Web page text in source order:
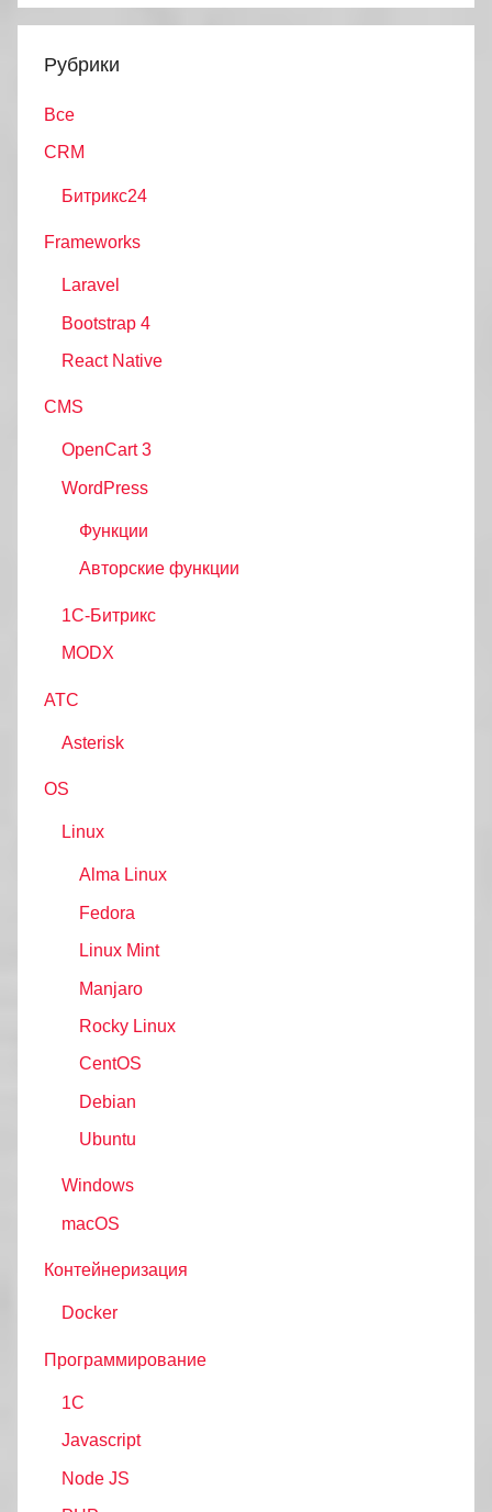
Рубрики
Все
CRM
Битрикс24
Frameworks
Laravel
Bootstrap 4
React Native
CMS
OpenCart 3
WordPress
Функции
Авторские функции
1С-Битрикс
MODX
АТС
Asterisk
OS
Linux
Alma Linux
Fedora
Linux Mint
Manjaro
Rocky Linux
CentOS
Debian
Ubuntu
Windows
macOS
Контейнеризация
Docker
Программирование
1C
Javascript
Node JS